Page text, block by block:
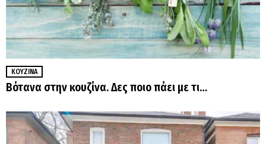
ΚΟΥΖΊΝΑ
Βότανα στην κουζίνα. Δες ποιο πάει με τι…